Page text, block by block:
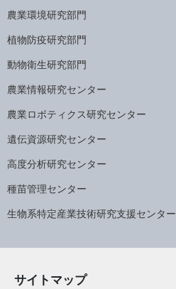
農業環境研究部門
植物防疫研究部門
動物衛生研究部門
農業情報研究センター
農業ロボティクス研究センター
遺伝資源研究センター
高度分析研究センター
種苗管理センター
生物系特定産業技術研究支援センター
サイトマップ